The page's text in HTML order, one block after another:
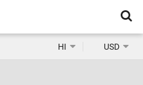
HI USD